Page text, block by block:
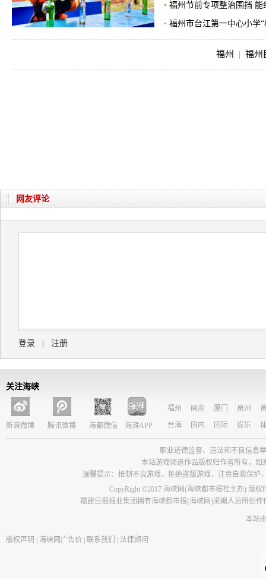
福州节前专项整治围挡
福州市台江第一中心小学
福州 | 福州
网友评论
登录 注册
关注海峡
福州 闽南 厦门 泉州
台海
国内 国际 娱乐
新浪微博 腾讯微博 海都微信 海湃APP
职业道德监督、违法和不良信息举
本站游戏频道作品版权归作者所有，
温馨提示：抵制不良游戏，拒绝盗版游戏，注意自我保
CopyRight ©2017 海峡网(海峡都市报社主办) 版
福建日报报业集团拥有海峡都市报(海峡网)采编人员所创
本站
版权声明 海峡网广告价 联系我们 法律顾问